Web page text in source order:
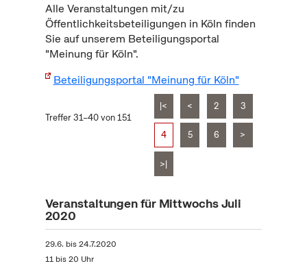
Alle Veranstaltungen mit/zu
Öffentlichkeitsbeteiligungen in Köln finden
Sie auf unserem Beteiligungsportal
"Meinung für Köln".
Beteiligungsportal "Meinung für Köln"
Treffer 31–40 von 151
|< < 2 3
4 5 6 >
>|
Veranstaltungen für Mittwochs Juli
2020
29.6. bis24.7.2020
11 bis 20 Uhr